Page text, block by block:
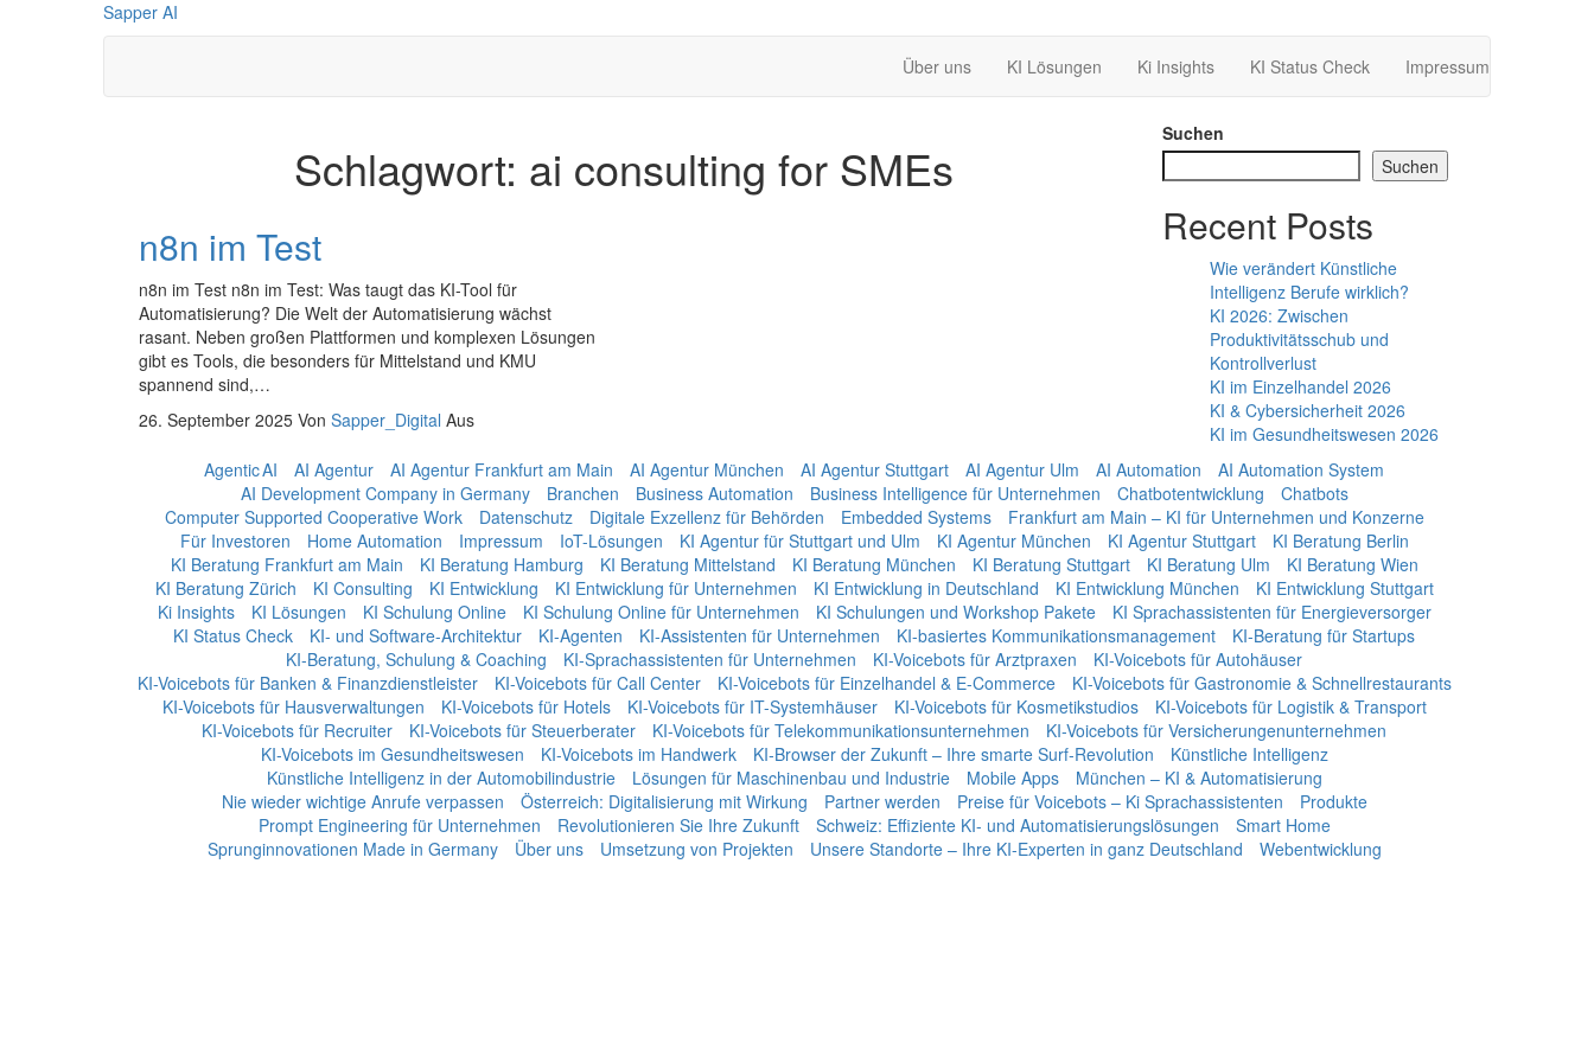
Sapper AI
Über uns KI Lösungen Ki Insights KI Status Check Impressum
Schlagwort: ai consulting for SMEs
n8n im Test
n8n im Test n8n im Test: Was taugt das KI-Tool für
Automatisierung? Die Welt der Automatisierung wächst
rasant. Neben großen Plattformen und komplexen Lösungen
gibt es Tools, die besonders für Mittelstand und KMU
spannend sind,…
26. September 2025 Von Sapper_Digital Aus
Suchen
Suchen
Recent Posts
Wie verändert Künstliche
Intelligenz Berufe wirklich?
KI 2026: Zwischen
Produktivitätsschub und
Kontrollverlust
KI im Einzelhandel 2026
KI & Cybersicherheit 2026
KI im Gesundheitswesen 2026
Agentic AI
AI Agentur AI Agentur Frankfurt am Main AI Agentur München AI Agentur Stuttgart AI Agentur Ulm AI Automation
AI Automation System
AI Development Company in Germany
Branchen Business Automation Business Intelligence für Unternehmen Chatbotentwicklung
Chatbots
Computer Supported Cooperative Work
Datenschutz Digitale Exzellenz für Behörden Embedded Systems
Frankfurt am Main – KI für Unternehmen und Konzerne
Für Investoren
Home Automation Impressum IoT-Lösungen KI Agentur für Stuttgart und Ulm KI Agentur München KI Agentur Stuttgart
KI Beratung Berlin
KI Beratung Frankfurt am Main
KI Beratung Hamburg KI Beratung Mittelstand KI Beratung München KI Beratung Stuttgart KI Beratung Ulm
KI Beratung Wien
KI Beratung Zürich
KI Consulting KI Entwicklung KI Entwicklung für Unternehmen KI Entwicklung in Deutschland KI Entwicklung München
KI Entwicklung Stuttgart
Ki Insights
KI Lösungen KI Schulung Online KI Schulung Online für Unternehmen KI Schulungen und Workshop Pakete
KI Sprachassistenten für Energieversorger
KI Status Check
KI- und Software-Architektur KI-Agenten KI-Assistenten für Unternehmen KI-basiertes Kommunikationsmanagement
KI-Beratung für Startups
KI-Beratung, Schulung & Coaching
KI-Sprachassistenten für Unternehmen KI-Voicebots für Arztpraxen
KI-Voicebots für Autohäuser
KI-Voicebots für Banken & Finanzdienstleister
KI-Voicebots für Call Center KI-Voicebots für Einzelhandel & E-Commerce
KI-Voicebots für Gastronomie & Schnellrestaurants
KI-Voicebots für Hausverwaltungen
KI-Voicebots für Hotels KI-Voicebots für IT-Systemhäuser KI-Voicebots für Kosmetikstudios
KI-Voicebots für Logistik & Transport
KI-Voicebots für Recruiter
KI-Voicebots für Steuerberater KI-Voicebots für Telekommunikationsunternehmen
KI-Voicebots für Versicherungenunternehmen
KI-Voicebots im Gesundheitswesen
KI-Voicebots im Handwerk KI‑Browser der Zukunft – Ihre smarte Surf‑Revolution
Künstliche Intelligenz
Künstliche Intelligenz in der Automobilindustrie
Lösungen für Maschinenbau und Industrie Mobile Apps
München – KI & Automatisierung
Nie wieder wichtige Anrufe verpassen
Österreich: Digitalisierung mit Wirkung Partner werden Preise für Voicebots – Ki Sprachassistenten
Produkte
Prompt Engineering für Unternehmen
Revolutionieren Sie Ihre Zukunft Schweiz: Effiziente KI- und Automatisierungslösungen
Smart Home
Sprunginnovationen Made in Germany
Über uns Umsetzung von Projekten Unsere Standorte – Ihre KI-Experten in ganz Deutschland Webentwicklung